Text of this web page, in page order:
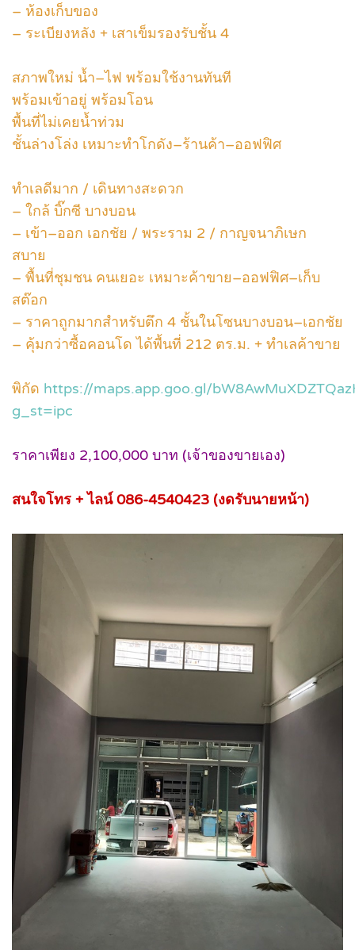
– ห้องเก็บของ
– ระเบียงหลัง + เสาเข็มรองรับชั้น 4
สภาพใหม่ น้ำ–ไฟ พร้อมใช้งานทันที
พร้อมเข้าอยู่ พร้อมโอน
พื้นที่ไม่เคยน้ำท่วม
ชั้นล่างโล่ง เหมาะทำโกดัง–ร้านค้า–ออฟฟิศ
ทำเลดีมาก / เดินทางสะดวก
– ใกล้ บิ๊กซี บางบอน
– เข้า–ออก เอกชัย / พระราม 2 / กาญจนาภิเษก
สบาย
– พื้นที่ชุมชน คนเยอะ เหมาะค้าขาย–ออฟฟิศ–เก็บ
สต๊อก
– ราคาถูกมากสำหรับตึก 4 ชั้นในโซนบางบอน–เอกชัย
– คุ้มกว่าซื้อคอนโด ได้พื้นที่ 212 ตร.ม. + ทำเลค้าขาย
พิกัด https://maps.app.goo.gl/
g_st=ipc
ราคาเพียง 2,100,000 บาท (เจ้าของขายเอง)
สนใจโทร + ไลน์ 086-4540423 (งดรับนายหน้า)